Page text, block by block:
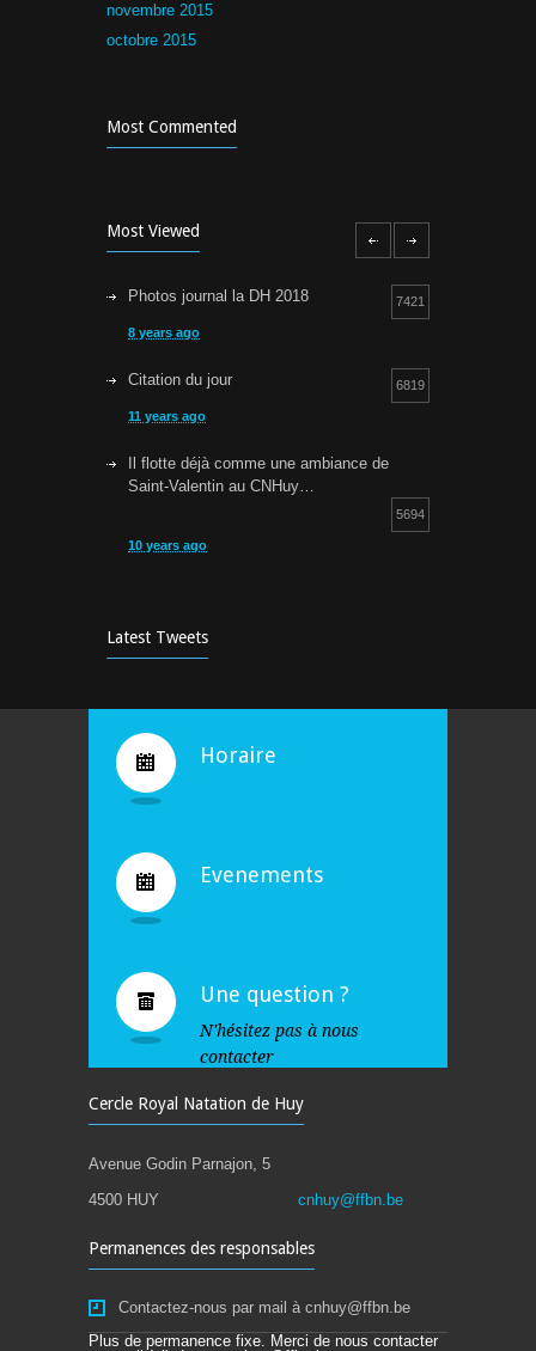
novembre 2015
octobre 2015
Most Commented
Most Viewed
Photos journal la DH 2018 7421
8 years ago
Citation du jour 6819
11 years ago
Il flotte déjà comme une ambiance de
Saint-Valentin au CNHuy…
5694
10 years ago
9 years ago
10 years ago
Latest Tweets
Horaire
Evenements
Une question ?
N'hésitez pas à nous
contacter
Cercle Royal Natation de Huy
Avenue Godin Parnajon, 5
4500 HUY
cnhuy@ffbn.be
Permanences des responsables
Contactez-nous par mail à cnhuy@ffbn.be
Plus de permanence fixe. Merci de nous contacter